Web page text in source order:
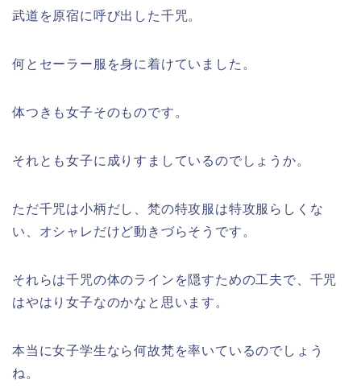
武道を原宿に呼び出した千咒。
何とセーラー服を身に着けていました。
体つきも女子そのものです。
それとも女子に成りすましているのでしょうか。
ただ千咒は小柄だし、梵の特攻服は特攻服らしくな
い、オシャレだけど動きづらそうです。
それらは千咒の体のラインを隠すための工夫で、千咒
はやはり女子なのかなと思います。
本当に女子学生なら何故梵を率いているのでしょう
ね。